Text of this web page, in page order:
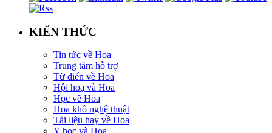
KIẾN THỨC
Tin tức về Hoa
Trung tâm hỗ trợ
Từ điển về Hoa
Hội hoạ và Hoa
Học vẽ Hoa
Hoa khô nghệ thuật
Tài liệu hay về Hoa